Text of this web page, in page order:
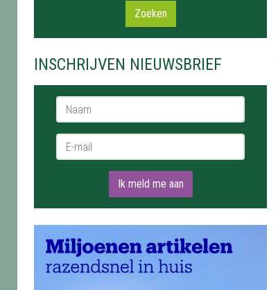
Zoeken
INSCHRIJVEN NIEUWSBRIEF
Naam *
E-mail *
Ik meld me aan